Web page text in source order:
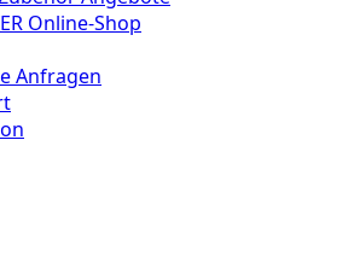
Online-Shop
Anfragen